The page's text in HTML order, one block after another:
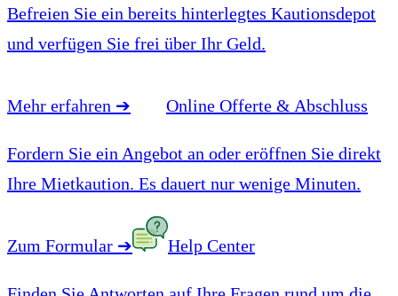
Befreien Sie ein bereits hinterlegtes Kautionsdepot
und verfügen Sie frei über Ihr Geld.
Mehr erfahren ➔ Online Offerte & Abschluss
Fordern Sie ein Angebot an oder eröffnen Sie direkt
Ihre Mietkaution. Es dauert nur wenige Minuten.
Zum Formular ➔ Help Center